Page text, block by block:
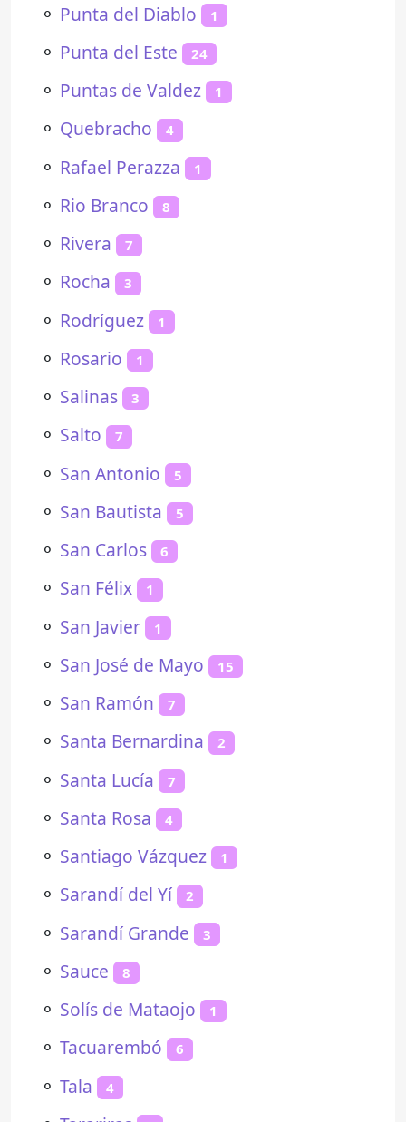
⚬ Punta del Diablo 1
⚬ Punta del Este 24
⚬ Puntas de Valdez 1
⚬ Quebracho 4
⚬ Rafael Perazza 1
⚬ Rio Branco 8
⚬ Rivera 7
⚬ Rocha 3
⚬ Rodríguez 1
⚬ Rosario 1
⚬ Salinas 3
⚬ Salto 7
⚬ San Antonio 5
⚬ San Bautista 5
⚬ San Carlos 6
⚬ San Félix 1
⚬ San Javier 1
⚬ San José de Mayo 15
⚬ San Ramón 7
⚬ Santa Bernardina 2
⚬ Santa Lucía 7
⚬ Santa Rosa 4
⚬ Santiago Vázquez 1
⚬ Sarandí del Yí 2
⚬ Sarandí Grande 3
⚬ Sauce 8
⚬ Solís de Mataojo 1
⚬ Tacuarembó 6
⚬ Tala 4